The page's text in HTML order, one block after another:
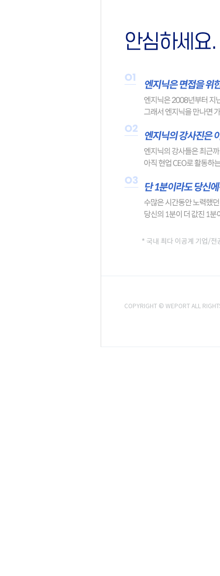
COPYRIGHT © WEPORT ALL